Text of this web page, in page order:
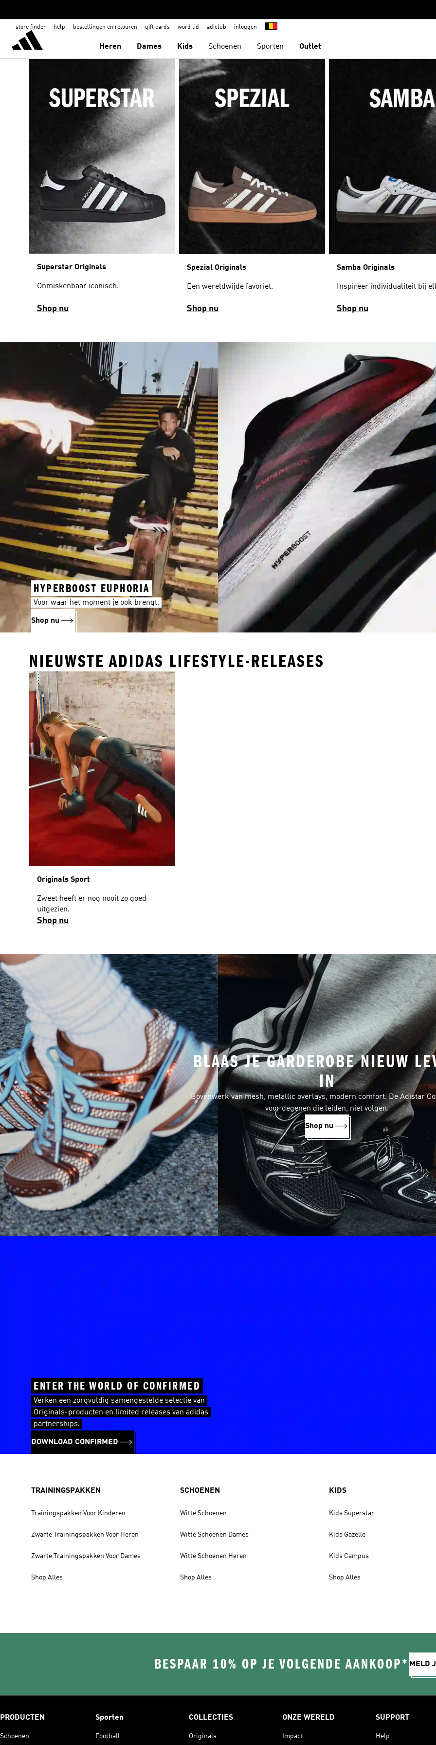
store finder help bestellingen en retouren gift cards word lid adiclub inloggen
Heren Dames Kids Schoenen Sporten Outlet
Superstar Originals
Onmiskenbaar iconisch.
Shop nu
Spezial Originals
Een wereldwijde favoriet.
Shop nu
Samba Originals
Inspireer individualiteit bij
Shop nu
HYPERBOOST EUPHORIA
Voor waar het moment je ook brengt.
Shop nu
NIEUWSTE ADIDAS LIFESTYLE-RELEASES
Originals Sport
Zweet heeft er nog nooit zo goed
uitgezien.
Shop nu
BLAAS JE GARDEROBE NIEUW
IN
Bovenwerk van mesh, metallic overlays, modern comfort. De Adistar
voor degenen die leiden, niet volgen.
Shop nu
ENTER THE WORLD OF CONFIRMED
Verken een zorgvuldig samengestelde selectie van
Originals-producten en limited releases van adidas
partnerships.
DOWNLOAD CONFIRMED
TRAININGSPAKKEN
Trainingspakken Voor Kinderen
Zwarte Trainingspakken Voor Heren
Zwarte Trainingspakken Voor Dames
Shop Alles
SCHOENEN
Witte Schoenen
Witte Schoenen Dames
Witte Schoenen Heren
Shop Alles
KIDS
Kids Superstar
Kids Gazelle
Kids Campus
Shop Alles
BESPAAR 10% OP JE VOLGENDE AANKOOP* MELD
PRODUCTEN
Schoenen
Sporten
Football
COLLECTIES
Originals
ONZE WERELD
Impact
SUPPORT
Help